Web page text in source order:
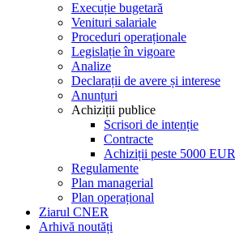
Execuție bugetară
Venituri salariale
Proceduri operaționale
Legislație în vigoare
Analize
Declarații de avere și interese
Anunțuri
Achiziții publice
Scrisori de intenție
Contracte
Achiziții peste 5000 EUR
Regulamente
Plan managerial
Plan operațional
Ziarul CNER
Arhivă noutăți